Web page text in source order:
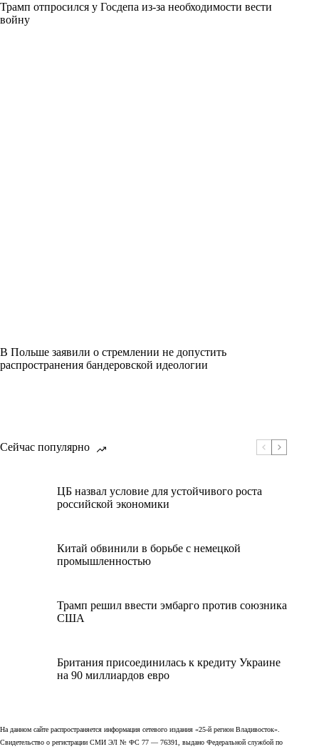
Трамп отпросился у Госдепа из-за необходимости вести
войну
В Польше заявили о стремлении не допустить
распространения бандеровской идеологии
Сейчас популярно
ЦБ назвал условие для устойчивого роста
российской экономики
Китай обвинили в борьбе с немецкой
промышленностью
Трамп решил ввести эмбарго против союзника
США
Британия присоединилась к кредиту Украине
на 90 миллиардов евро
На данном сайте распространяется информация сетевого издания «25-й регион Владивосток».
Свидетельство о регистрации СМИ ЭЛ № ФС 77 — 76391, выдано Федеральной службой по